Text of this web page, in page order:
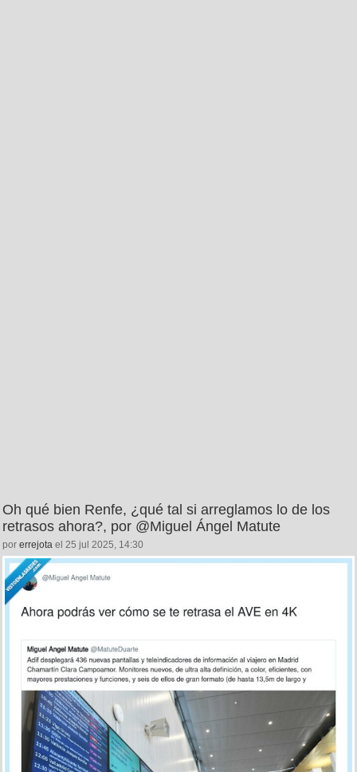
Oh qué bien Renfe, ¿qué tal si arreglamos lo de los
retrasos ahora?, por @Miguel Ángel Matute
por errejota el 25 jul 2025, 14:30